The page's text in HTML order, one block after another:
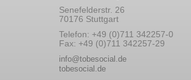
Senefelderstr. 26
70176 Stuttgart
Telefon: +49 (0)711 342257-0
Fax: +49 (0)711 342257-29
info@tobesocial.de
tobesocial.de